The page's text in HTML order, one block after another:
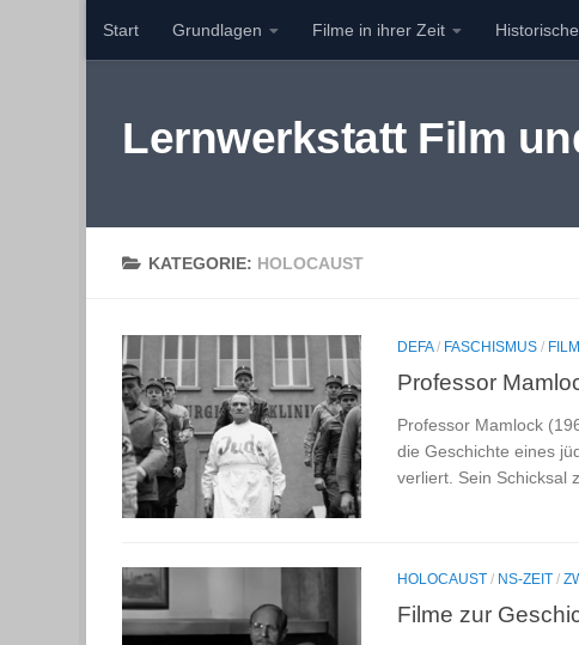
Zum Inhalt springen
Start Grundlagen Filme in ihrer Zeit
Lernwerkstatt Film
KATEGORIE: HOLOCAUST
DEFA/ FASCHISMUS /
Professor
Professor Mamlock
die Geschichte eines
verliert. Sein Schicksal
HOLOCAUST / NS-ZEIT /
Filme zur